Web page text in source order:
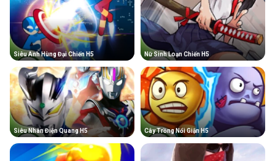
Siêu Anh Hùng Đại Chiến H5 Nữ Sinh Loạn Chiến H5
Siêu Nhân Điện Quang H5 Cây Trồng Nổi Giận H5